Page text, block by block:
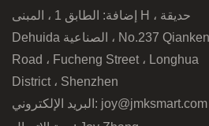
إضافة: الطابق 1 ، المبنى H ، حديقة
Dehuida الصناعية ، No.237 Qiankeng
Road ، Fucheng Street ، Longhua
District ، Shenzhen
البريد الإلكتروني: joy@jmksmart.com